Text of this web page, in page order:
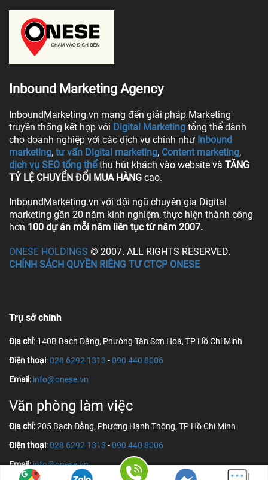
Inbound Marketing Agency
InboundMarketing.vn mang đến giải pháp Marketing
truyền thống kết hợp với Digital Marketing tổng thể dành
cho doanh nghiệp với các dịch vụ chính như Inbound
marketing, tư vấn Digital marketing, Content marketing,
dịch vụ SEO tổng thể thu hút khách vào website và TĂNG
TỶ LỆ CHUYỂN ĐỔI MUA HÀNG cao.
InboundMarketing.vn với đội ngũ chuyên gia Digital
marketing gần 20 năm kinh nghiệm, thực hiện thành công
hơn 100 dự án mỗi năm liên tục từ năm 2007.
ONESE HOLDINGS © 2007. ALL RIGHTS RESERVED.
CHÍNH SÁCH QUYỀN RIÊNG TƯ CTCP ONESE
Trụ sở chính
Địa chỉ: 140B Bạch Đằng, Phường Tân Sơn Hoà, TP Hồ Chí Minh
Điện thoại:028 6292 1313 -090 440 8006
Email : info@onese.vn
Văn phòng làm việc
Địa chỉ:205 Bạch Đằng, Phường Hạnh Thông, TP Hồ Chí Minh
Điện thoại:028 6292 1313 -090 440 8006
Email:info@onese.vn